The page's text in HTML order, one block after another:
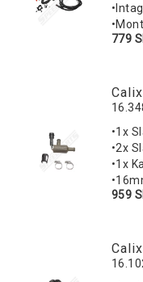
779
•1x
•2x
•1x
959